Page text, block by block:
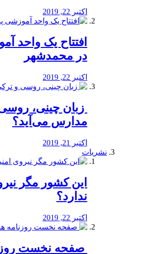
اکتبر 22, 2019
افتتاح یک واحد
در محمدشهر
اکتبر 22, 2019
زبان چینی،
مدارس می‌آید؟
اکتبر 21, 2019
نشریات
این کشور مگر
ندارد؟
اکتبر 22, 2019
صفحه نخست